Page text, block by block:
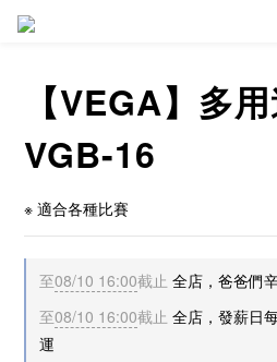
【VEGA】多
VGB-16
※ 適合各種比賽
至08/10 16:00截止 全店，爸爸們
至08/10 16:00截止 全店，發薪日
運